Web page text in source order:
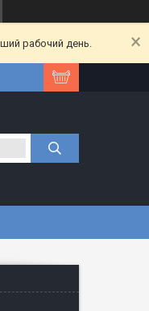
рабочий день.